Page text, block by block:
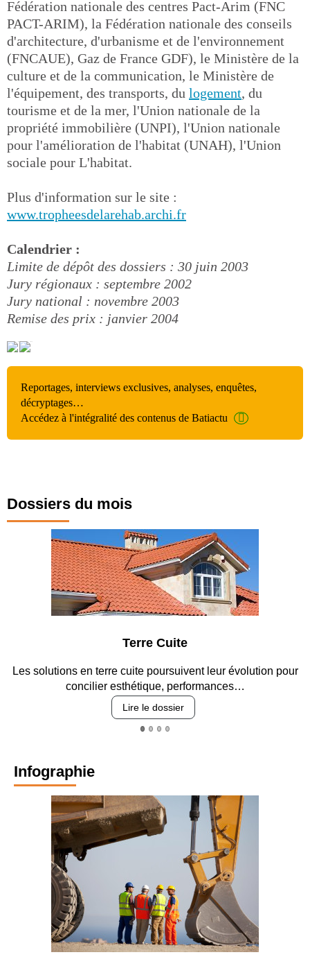
Fédération nationale des centres Pact-Arim (FNC
PACT-ARIM), la Fédération nationale des conseils
d'architecture, d'urbanisme et de l'environnement
(FNCAUE), Gaz de France GDF), le Ministère de la
culture et de la communication, le Ministère de
l'équipement, des transports, du logement, du
tourisme et de la mer, l'Union nationale de la
propriété immobilière (UNPI), l'Union nationale
pour l'amélioration de l'habitat (UNAH), l'Union
sociale pour L'habitat.
Plus d'information sur le site :
www.tropheesdelarehab.archi.fr
Calendrier :
Limite de dépôt des dossiers : 30 juin 2003
Jury régionaux : septembre 2002
Jury national : novembre 2003
Remise des prix : janvier 2004
Reportages, interviews exclusives, analyses, enquêtes,
décryptages…
Accédez à l'intégralité des contenus de Batiactu
Dossiers du mois
Terre Cuite
Les solutions en terre cuite poursuivent leur évolution pour
concilier esthétique, performances…
Lire le dossier
Infographie